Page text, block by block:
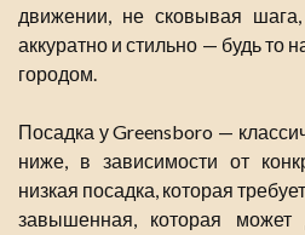
движении, не сковывая
аккуратно и стильно — будь то
городом.
Посадка у Greensboro —
ниже, в зависимости от
низкая посадка, которая
завышенная, которая